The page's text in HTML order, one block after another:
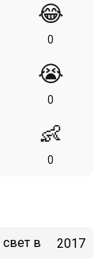
😂
0
😭
0
👶
0
в 2017